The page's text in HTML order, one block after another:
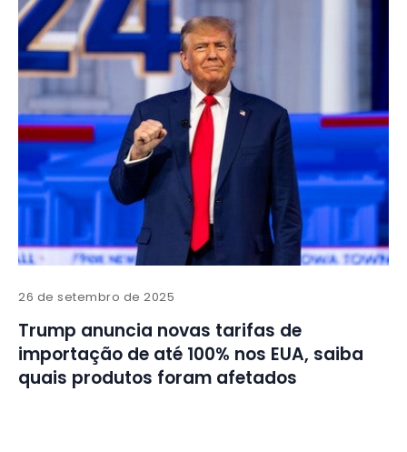
26 de setembro de 2025
Trump anuncia novas tarifas de
importação de até 100% nos EUA, saiba
quais produtos foram afetados